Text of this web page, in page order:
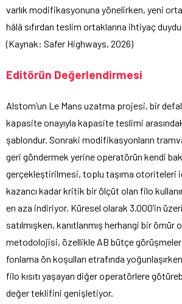
varlık modifikasyonuna yönelirken, yeni
hâlâ sıfırdan teslim ortaklarına ihtiyaç
(Kaynak: Safer Highways, 2026)
Editörün Değerlendirmesi
Alstom’un Le Mans uzatma projesi, bir
kapasite onayıyla kapasite teslimi
şablondur. Sonraki modifikasyonların
geri göndermek yerine operatörün kendi
gerçekleştirilmesi, toplu taşıma otoriteleri
kazancı kadar kritik bir ölçüt olan filo
en aza indiriyor. Küresel olarak 3.000’in
satılmışken, kanıtlanmış herhangi bir ömür
metodolojisi, özellikle AB bütçe
fonlama ön koşulları etrafında
filo kısıtı yaşayan diğer operatörlere
değer teklifini genişletiyor.